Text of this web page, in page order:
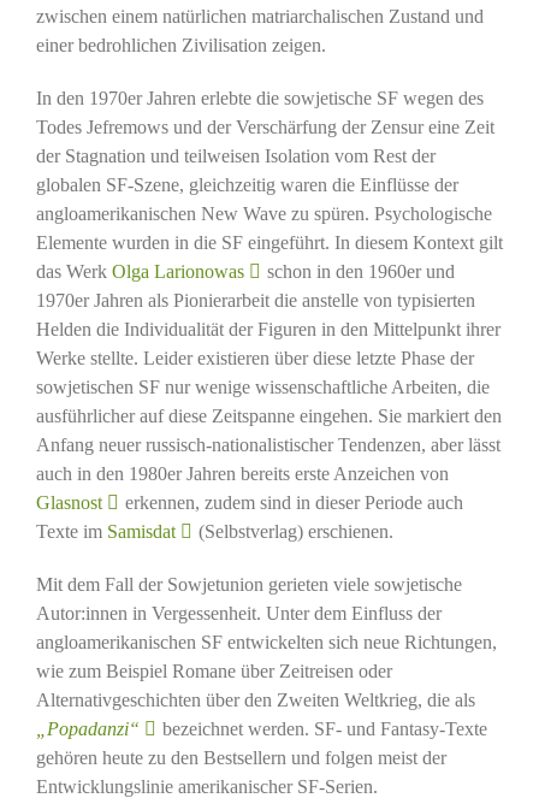
zwischen einem natürlichen matriarchalischen Zustand und
einer bedrohlichen Zivilisation zeigen.
In den 1970er Jahren erlebte die sowjetische SF wegen des
Todes Jefremows und der Verschärfung der Zensur eine Zeit
der Stagnation und teilweisen Isolation vom Rest der
globalen SF-Szene, gleichzeitig waren die Einflüsse der
angloamerikanischen New Wave zu spüren. Psychologische
Elemente wurden in die SF eingeführt. In diesem Kontext gilt
das Werk Olga Larionowas
schon in den 1960er und
1970er Jahren als Pionierarbeit die anstelle von typisierten
Helden die Individualität der Figuren in den Mittelpunkt ihrer
Werke stellte. Leider existieren über diese letzte Phase der
sowjetischen SF nur wenige wissenschaftliche Arbeiten, die
ausführlicher auf diese Zeitspanne eingehen. Sie markiert den
Anfang neuer russisch-nationalistischer Tendenzen, aber lässt
auch in den 1980er Jahren bereits erste Anzeichen von
Glasnost
erkennen, zudem sind in dieser Periode auch
Texte im Samisdat (Selbstverlag) erschienen.
Mit dem Fall der Sowjetunion gerieten viele sowjetische
Autor:innen in Vergessenheit. Unter dem Einfluss der
angloamerikanischen SF entwickelten sich neue Richtungen,
wie zum Beispiel Romane über Zeitreisen oder
Alternativgeschichten über den Zweiten Weltkrieg, die als
„Popadanzi“
bezeichnet werden. SF- und Fantasy-Texte
gehören heute zu den Bestsellern und folgen meist der
Entwicklungslinie amerikanischer SF-Serien.